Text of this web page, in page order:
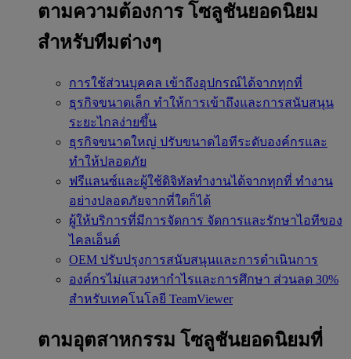
ตามความต้องการ โซลูชันยอดนิยม
สำหรับทีมต่างๆ
การใช้ส่วนบุคคล เข้าถึงอุปกรณ์ได้จากทุกที่
ธุรกิจขนาดเล็ก ทำให้การเข้าถึงและการสนับสนุน
ระยะไกลง่ายขึ้น
ธุรกิจขนาดใหญ่ ปรับขนาดไอทีระดับองค์กรและ
ทำให้ปลอดภัย
ฟรีแลนซ์และผู้ใช้ดิจิทัลทำงานได้จากทุกที่ ทำงาน
อย่างปลอดภัยจากที่ใดก็ได้
ผู้ให้บริการที่มีการจัดการ จัดการและรักษาไอทีของ
ไคลเอ็นต์
OEM ปรับปรุงการสนับสนุนและการดำเนินการ
องค์กรไม่แสวงหากำไรและการศึกษา ส่วนลด 30%
สำหรับเทคโนโลยี TeamViewer
ตามอุตสาหกรรม โซลูชันยอดนิยมที่